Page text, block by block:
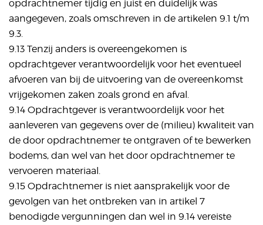
opdrachtnemer tijdig en juist en duidelijk was
aangegeven, zoals omschreven in de artikelen 9.1 t/m
9.3.
9.13 Tenzij anders is overeengekomen is
opdrachtgever verantwoordelijk voor het eventueel
afvoeren van bij de uitvoering van de overeenkomst
vrijgekomen zaken zoals grond en afval.
9.14 Opdrachtgever is verantwoordelijk voor het
aanleveren van gegevens over de (milieu) kwaliteit van
de door opdrachtnemer te ontgraven of te bewerken
bodems, dan wel van het door opdrachtnemer te
vervoeren materiaal.
9.15 Opdrachtnemer is niet aansprakelijk voor de
gevolgen van het ontbreken van in artikel 7
benodigde vergunningen dan wel in 9.14 vereiste